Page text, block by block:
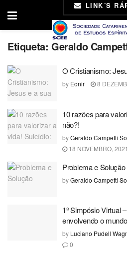
LINK´S
Etiqueta: Geraldo
O Cristianismo:
by Eonir 8
10 razões para
não?!
byGeraldo Campetti
18 NOVEMBRO, 2021
Problema e Solução
byGeraldo Campetti
1º Simpósio Virtual
envolvendo o
by Luciano Pudell
0